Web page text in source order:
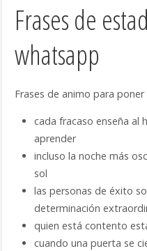
Frases de
whatsapp
Frases de animo para
cada fracaso enseña al
aprender
incluso la noche más
sol
las personas de éxito
determinación
quien está contento
cuando una puerta se